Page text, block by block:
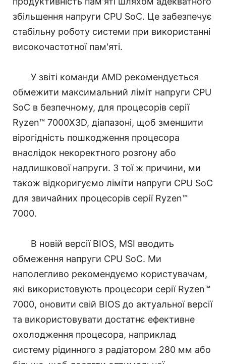
збільшення напруги CPU SoC. Це забезпечує
стабільну роботу системи при використанні
високочастотної пам'яті.
У звіті команди AMD рекомендується
обмежити максимальний ліміт напруги CPU
SoC в безпечному, для процесорів серії
Ryzen™ 7000X3D, діапазоні, щоб зменшити
вірогідність пошкодження процесора
внаслідок некоректного розгону або
надлишкової напруги. З тої ж причини, ми
також відкоригуємо ліміти напруги CPU SoC
для звичайних процесорів серії Ryzen™
7000.
В новій версії BIOS, MSI вводить
обмеження напруги CPU SoC. Ми
наполегливо рекомендуємо користувачам,
які використовують процесори серії Ryzen™
7000, оновити свій BIOS до актуальної версії
та використовувати достатнє ефективне
охолодження процесора, наприклад
систему рідинного з радіатором 280 мм або